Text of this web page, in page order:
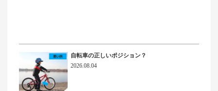
自転車の正しいポジション？
2026.08.04